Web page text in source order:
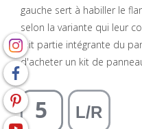
gauche sert à habiller le
selon la variante qui leur
fait partie intégrante du
d'acheter un kit de